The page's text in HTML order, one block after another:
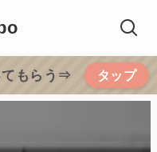
てもらう⇒ タップ